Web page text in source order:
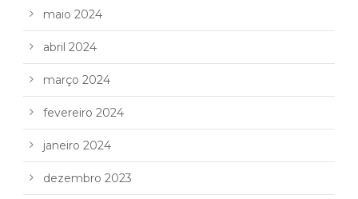
maio 2024
abril 2024
março 2024
fevereiro 2024
janeiro 2024
dezembro 2023